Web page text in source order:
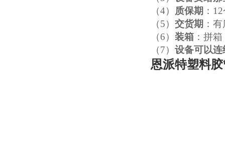
（4） 质保期 ：
（5） 交货期 ：
（6） 装箱 ：拼箱
（7） 设备可以
恩派特塑料